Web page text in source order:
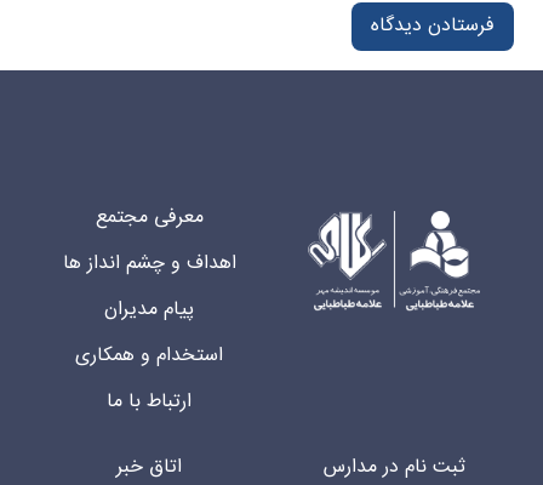
معرفی مجتمع
اهداف و چشم انداز ها
پیام مدیران
استخدام و همکاری
ارتباط با ما
ثبت نام در مدارس
اتاق خبر